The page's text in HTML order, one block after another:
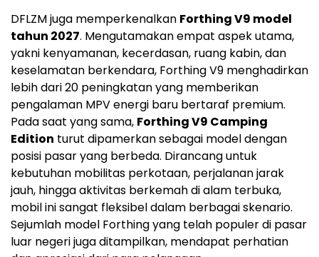
DFLZM juga memperkenalkan Forthing V9 model
tahun 2027. Mengutamakan empat aspek utama,
yakni kenyamanan, kecerdasan, ruang kabin, dan
keselamatan berkendara, Forthing V9 menghadirkan
lebih dari 20 peningkatan yang memberikan
pengalaman MPV energi baru bertaraf premium.
Pada saat yang sama, Forthing V9 Camping
Edition turut dipamerkan sebagai model dengan
posisi pasar yang berbeda. Dirancang untuk
kebutuhan mobilitas perkotaan, perjalanan jarak
jauh, hingga aktivitas berkemah di alam terbuka,
mobil ini sangat fleksibel dalam berbagai skenario.
Sejumlah model Forthing yang telah populer di pasar
luar negeri juga ditampilkan, mendapat perhatian